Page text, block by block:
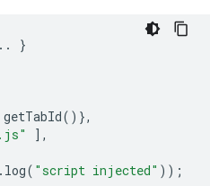
}
getTabId()},
],
. log( "script injected" ));